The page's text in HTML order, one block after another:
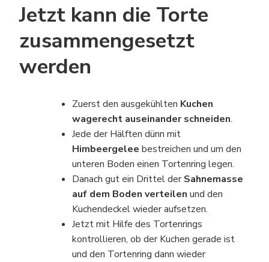
Jetzt kann die Torte
zusammengesetzt
werden
Zuerst den ausgekühlten Kuchen
wagerecht auseinander schneiden.
Jede der Hälften dünn mit
Himbeergelee bestreichen und um den
unteren Boden einen Tortenring legen.
Danach gut ein Drittel derSahnemasse
auf dem Boden verteilen und den
Kuchendeckel wieder aufsetzen.
Jetzt mit Hilfe des Tortenrings
kontrollieren, ob der Kuchen gerade ist
und den Tortenring dann wieder